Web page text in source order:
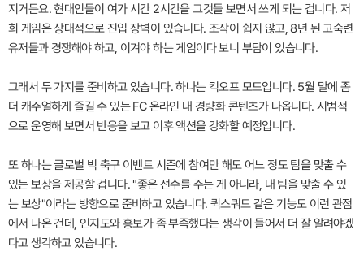
지거든요. 현대인들이 여가 시간 2시간을 그것들 보면서 쓰게 되는 겁니다. 저
희 게임은 상대적으로 진입 장벽이 있습니다. 조작이 쉽지 않고, 8년 된 고숙련
유저들과 경쟁해야 하고, 이겨야 하는 게임이다 보니 부담이 있습니다.
그래서 두 가지를 준비하고 있습니다. 하나는 킥오프 모드입니다. 5월 말에 좀
더 캐주얼하게 즐길 수 있는 FC 온라인 내 경량화 콘텐츠가 나옵니다. 시범적
으로 운영해 보면서 반응을 보고 이후 액션을 강화할 예정입니다.
또 하나는 글로벌 빅 축구 이벤트 시즌에 참여만 해도 어느 정도 팀을 맞출 수
있는 보상을 제공할 겁니다. "좋은 선수를 주는 게 아니라, 내 팀을 맞출 수 있
는 보상"이라는 방향으로 준비하고 있습니다. 퀵스쿼드 같은 기능도 이런 관점
에서 나온 건데, 인지도와 홍보가 좀 부족했다는 생각이 들어서 더 잘 알려야겠
다고 생각하고 있습니다.